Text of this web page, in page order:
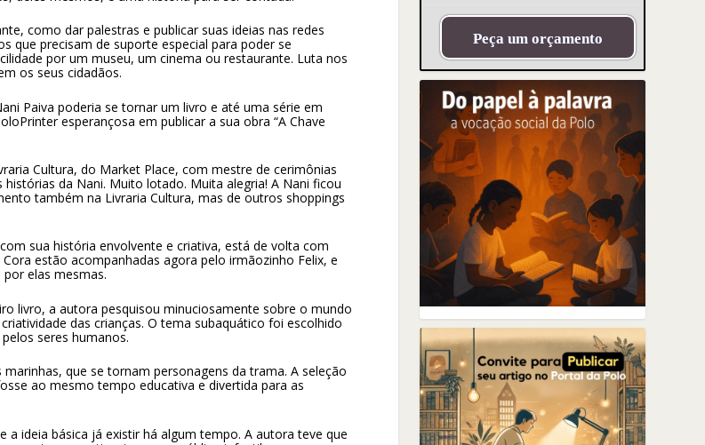
como dar palestras e publicar suas ideias nas redes
que precisam de suporte especial para poder se
por um museu, um cinema ou restaurante. Luta nos
os seus cidadãos.
Paiva poderia se tornar um livro e até uma série em
esperançosa em publicar a sua obra “A Chave
Cultura, do Market Place, com mestre de cerimônias
da Nani. Muito lotado. Muita alegria! A Nani ficou
também na Livraria Cultura, mas de outros shoppings
sua história envolvente e criativa, está de volta com
estão acompanhadas agora pelo irmãozinho Felix, e
elas mesmas.
livro, a autora pesquisou minuciosamente sobre o mundo
das crianças. O tema subaquático foi escolhido
seres humanos.
que se tornam personagens da trama. A seleção
ao mesmo tempo educativa e divertida para as
ideia básica já existir há algum tempo. A autora teve que
Peça um orçamento